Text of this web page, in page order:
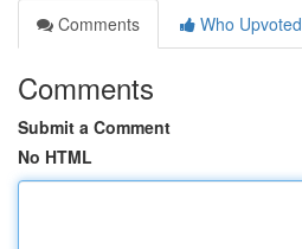
Comments
Who Upvoted
Comments
Submit a Comment
No HTML